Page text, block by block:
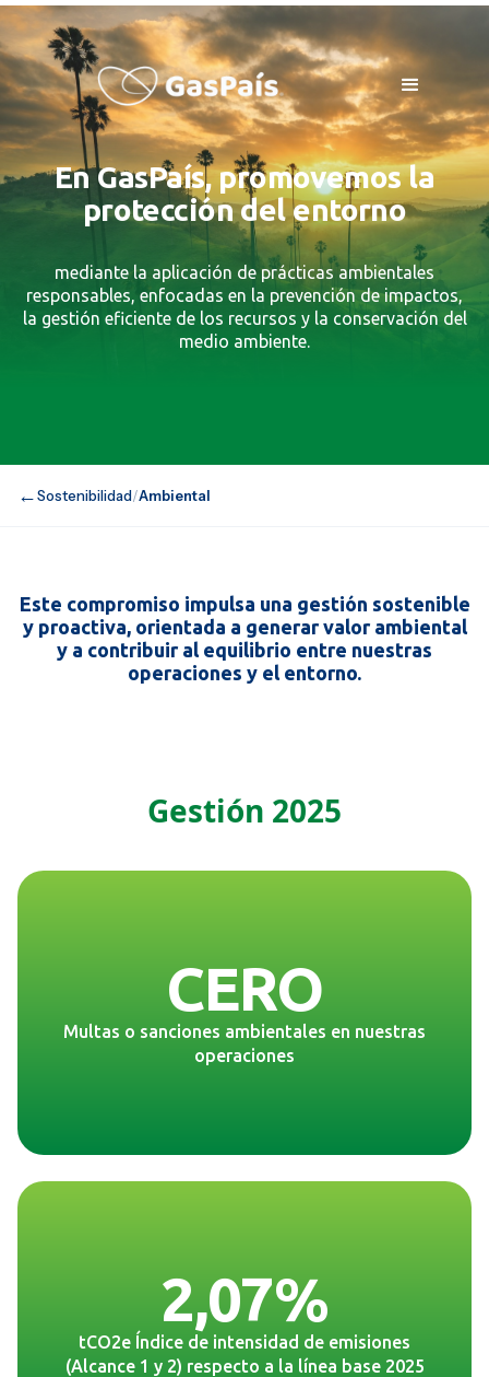
En GasPaís, promovemos la
protección del entorno
mediante la aplicación de prácticas ambientales
responsables, enfocadas en la prevención de impactos,
la gestión eficiente de los recursos y la conservación del
medio ambiente.
←Sostenibilidad/Ambiental
Este compromiso impulsa una gestión sostenible
y proactiva, orientada a generar valor ambiental
y a contribuir al equilibrio entre nuestras
operaciones y el entorno.
Gestión 2025
CERO
Multas o sanciones ambientales en nuestras
operaciones
2,07%
tCO2e Índice de intensidad de emisiones
(Alcance 1 y 2) respecto a la línea base 2025